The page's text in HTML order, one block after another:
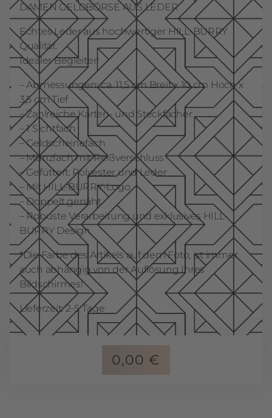
DAMEN GELDBÖRSE AUS LEDER
Echtes Leder aus hochwertiger HILL-BURRY
Qualität.
Idealer Begleiter!
– Abmessungen: ca. 11,5 cm Breit x 10 cm Hoch x
3,5 cm Tief
– Zahlreiche Karten- und Steckfächer
– 1 Sichtfach
– Geldscheinefach
– Munzfach mit Reißverschluss
– Gefüttert: Polyester und Leder
– Mit HILL-BURRY-Logo
– Doppelt genäht
– Robuste Verarbeitung und exklusives HILL-
BURRY Design
*Die Farbe des Artikels auf dem Foto, ist immer
auch abhängig von der Auflösung Ihres
Bildschirmes!
Lieferzeit: 2-5 Tage
0,00 €